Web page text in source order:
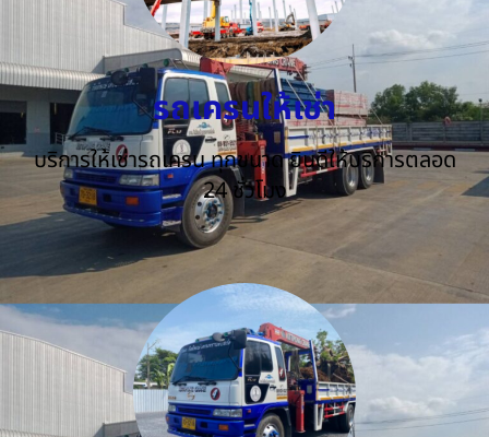
รถเครนให้เช่า
บริการให้เช่ารถเครน ทุกขนาด ยินดีให้บริการตลอด
24 ชั่วโมง